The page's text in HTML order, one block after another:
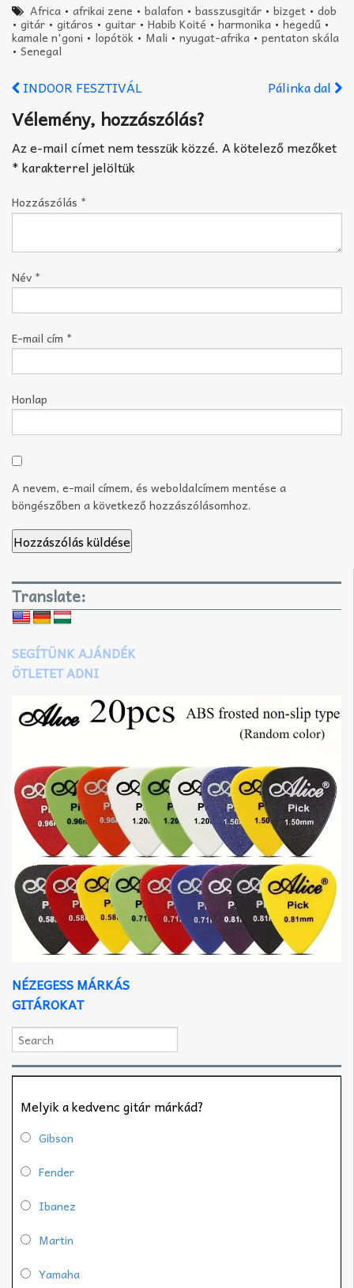
Africa •afrikai zene •balafon •basszusgitár •bizget •dob
• gitár • gitáros • guitar • Habib Koité • harmonika • hegedű •
kamale n'goni • lopótök • Mali • nyugat-afrika • pentaton skála
• Senegal
INDOOR FESZTIVÁL Pálinka dal
Vélemény, hozzászólás?
Az e-mail címet nem tesszük közzé. A kötelező mezőket
*karakterrel jelöltük
Hozzászólás *
Név *
E-mail cím *
Honlap
A nevem, e-mail címem, és weboldalcímem mentése a
böngészőben a következő hozzászólásomhoz.
Translate:
SEGÍTÜNK AJÁNDÉK
ÖTLETET ADNI
NÉZEGESS MÁRKÁS
GITÁROKAT
Melyik a kedvenc gitár márkád?
Gibson
Fender
Ibanez
Martin
Yamaha